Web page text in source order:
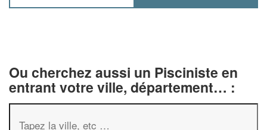
Ou cherchez aussi un Pisciniste en
entrant votre ville, département… :